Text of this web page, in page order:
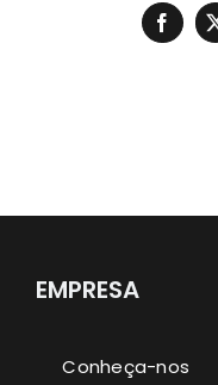
EMPRESA
Conheça-nos